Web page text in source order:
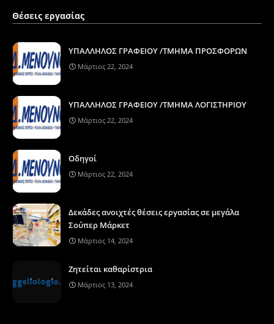
Θέσεις εργασίας
ΥΠΑΛΛΗΛΟΣ ΓΡΑΦΕΙΟΥ /ΤΜΗΜΑ ΠΡΟΣΦΟΡΩΝ
Μάρτιος 22, 2024
ΥΠΑΛΛΗΛΟΣ ΓΡΑΦΕΙΟΥ /ΤΜΗΜΑ ΛΟΓΙΣΤΗΡΙΟΥ
Μάρτιος 22, 2024
Οδηγοί
Μάρτιος 22, 2024
Δεκάδες ανοιχτές θέσεις εργασίας σε μεγάλα
Σούπερ Μάρκετ
Μάρτιος 14, 2024
Ζητείται καθαρίστρια
Μάρτιος 13, 2024